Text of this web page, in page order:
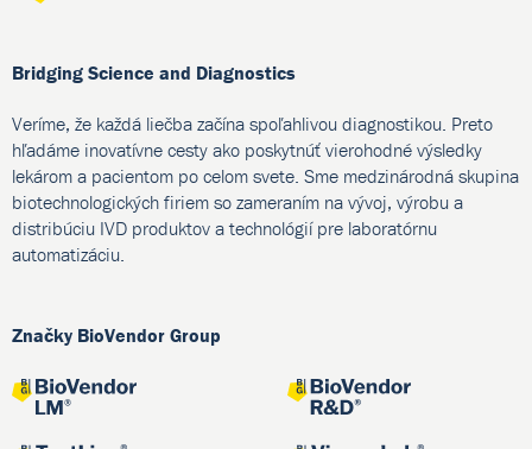
Bridging Science and Diagnostics
Veríme, že každá liečba začína spoľahlivou diagnostikou. Preto
hľadáme inovatívne cesty ako poskytnúť vierohodné výsledky
lekárom a pacientom po celom svete. Sme medzinárodná skupina
biotechnologických firiem so zameraním na vývoj, výrobu a
distribúciu IVD produktov a technológií pre laboratórnu
automatizáciu.
Značky BioVendor Group